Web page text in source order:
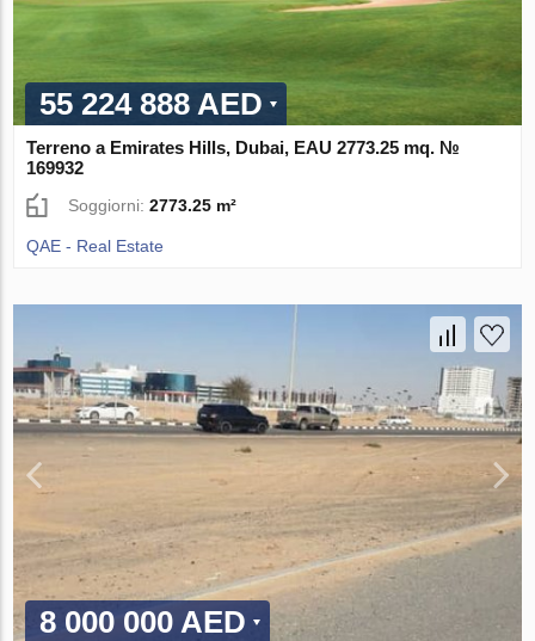
55 224 888 AED
Terreno a Emirates Hills, Dubai, EAU 2773.25 mq. №
169932
Soggiorni:2773.25 m²
QAE - Real Estate
8 000 000 AED